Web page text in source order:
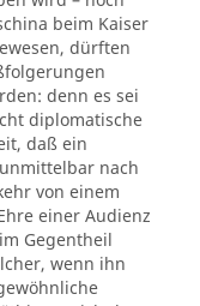
beim Kaiser
dürften
denn es sei
diplomatische
daß ein
nach
von einem
einer Audienz
Gegentheil
wenn ihn